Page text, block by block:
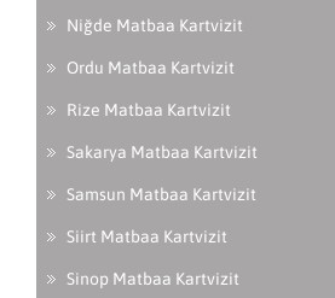
Niğde Matbaa Kartvizit
Ordu Matbaa Kartvizit
Rize Matbaa Kartvizit
Sakarya Matbaa Kartvizit
Samsun Matbaa Kartvizit
Siirt Matbaa Kartvizit
Sinop Matbaa Kartvizit